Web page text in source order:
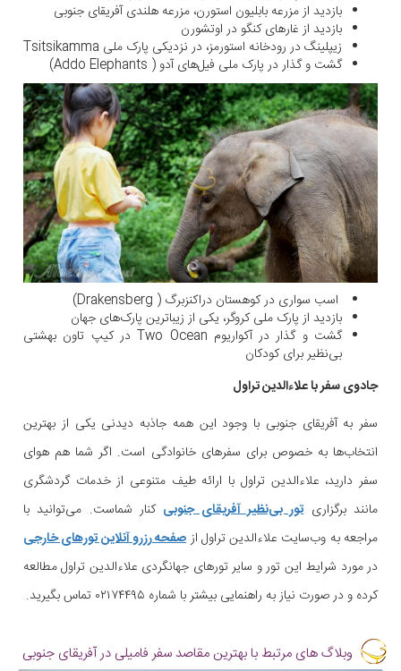
بازدید از مزرعه بابلیون استورن، مزرعه هلندی آفریقای جنوبی
بازدید از غارهای کنگو در اوتشورن
زیپلینگ در رودخانه استورمز، در نزدیکی پارک ملی Tsitsikamma
گشت و گذار در پارک ملی فیل‌های آدو ( Addo Elephants)
اسب سواری در کوهستان دراکنزبرگ ( Drakensberg)
بازدید از پارک ملی کروگر، یکی از زیباترین پارک‌های جهان
گشت و گذار در آکواریوم Two Ocean در کیپ تاون بهشتی
بی‌نظیر برای کودکان
جادوی سفر با علاءالدین تراول
سفر به آفریقای جنوبی با وجود این همه جاذبه دیدنی یکی از بهترین
انتخاب‌ها به خصوص برای سفرهای خانوادگی است. اگر شما هم هوای
سفر دارید، علاءالدین تراول با ارائه طیف متنوعی از خدمات گردشگری
مانند برگزاریتور بی‌نظیر آفریقای جنوبی کنار شماست. می‌توانید با
مراجعه به وب‌سایت علاءالدین تراول ازصفحه رزرو آنلاین تورهای خارجی
در مورد شرایط این تور و سایر تورهای جهانگردی علاءالدین تراول مطالعه
کرده و در صورت نیاز به راهنمایی بیشتر با شماره ۰۲۱۷۴۴۹۵ تماس بگیرید.
وبلاگ های مرتبط با بهترین مقاصد سفر فامیلی در آفریقای جنوبی